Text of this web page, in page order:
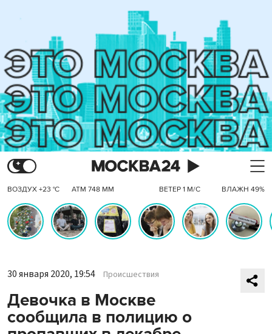
ВОЗДУХ +23 °C АТМ 748 ММ ВЕТЕР 1 М/С ВЛАЖН 49%
30 января 2020, 19:54 Происшествия
Девочка в Москве
сообщила в полицию о